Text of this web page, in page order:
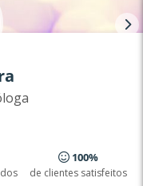
100%
de clientes satisfeitos